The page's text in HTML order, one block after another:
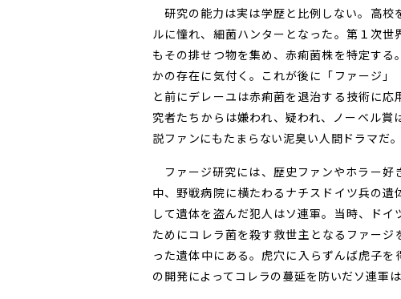
研究の能力は実は学歴と比例しない。高
ルに憧れ、細菌ハンターとなった。第１次
もその排せつ物を集め、赤痢菌株を特定す
かの存在に気付く。これが後に「ファージ
と前にデレーユは赤痢菌を退治する技術に
究者たちからは嫌われ、疑われ、ノーベル
説ファンにもたまらない泥臭い人間ドラマだ。
ファージ研究には、歴史ファンやホラー
中、野戦病院に横たわるナチスドイツ兵の
して遺体を盗んだ犯人はソ連軍。当時、ド
ためにコレラ菌を殺す救世主となるファー
った遺体中にある。虎穴に入らずんば虎子
の開発によってコレラの蔓延を防いだソ連軍